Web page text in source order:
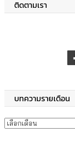
ติดตามเรา
บทความรายเดือน
บทความรายเดือน